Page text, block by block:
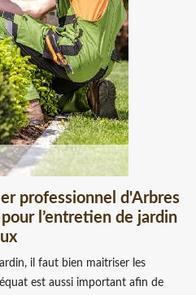
professionnel d'Arbres
l’entretien de jardin
il faut bien maitriser les
est aussi important afin de